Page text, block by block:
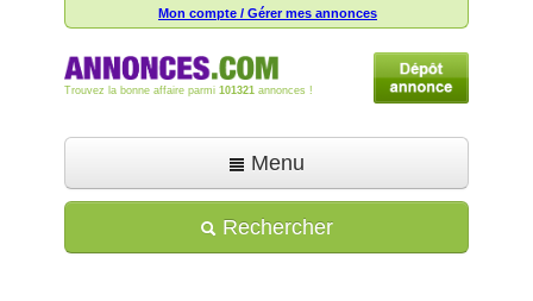
Mon compte / Gérer mes annonces
Trouvez la bonne affaire parmi 101321 annonces !
Menu
Déposer une annonce
Rechercher